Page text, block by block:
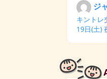
ジ
キントレ
19日(土)